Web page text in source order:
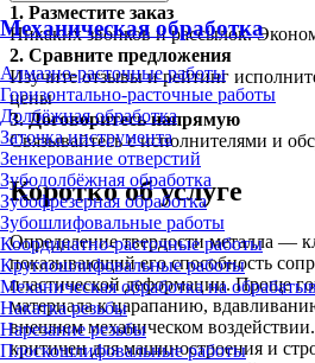
Механическая обработка
Алмазно-расточные работы
Горизонтально-расточные работы
Долбёжная обработка
Заточка инструмента
Зенкерование отверстий
Зубодолбёжная обработка
Зубофрезерная обработка
Зубошлифовальные работы
Координатно-расточные работы
Круглошлифовальные работы
Механическая обработка на
Накатка резьбы
Нарезание резьбы
Плоскошлифовальные работы
1. Разместите заказ
Никаких звонков и рассылок.
2. Сравните предложения
Изучите отзывы и рейтинг
цены
3.Договоритесь напрямую
Связывайтесь с исполнителями и
Коротко об услуге
Определение твердости металла —
показывающий его способность
пластической деформации. Проще
материала к царапанию,
внешнем механическом
критичен для машиностроения и